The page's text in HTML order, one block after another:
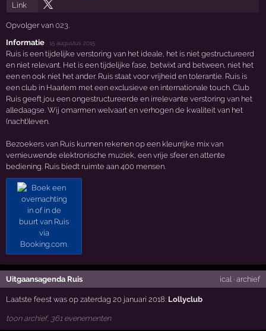
Link
Opvolger van023
Informatie
·15 augustus 2015
Ruis is een tijdelijke verstoring van het ideale, het is niet gestructureerd
en niet relevant. Het is een tijdelijke fase, betwixt and between, niet het
een en ook niet het ander. Ruis staat voor vrijheid en tolerantie. Ruis is
een club in Haarlem met een exclusieve en internationale touch. Club
Ruis geeft jou een ongestructureerde en irrelevante verstoring van het
alledaagse. Wij omarmen welvaart en verhogen de kwaliteit van het
(nacht)leven.
Bezoekers van Ruis kunnen rekenen op een kleurrijke mix van
vernieuwende elektronische muziek, een vrije sfeer en attente
bediening. Ruis biedt ruimte aan 400 mensen.
Uitgaansagenda Ruis ical · archief
Laatste feest was op zaterdag 20 januari 2018: Lollyclub
toon archief, 361 evenementen